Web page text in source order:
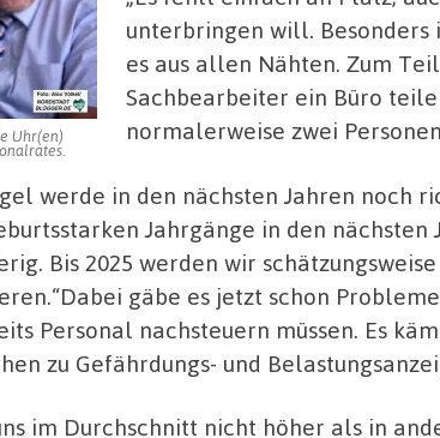
Uhr(en)
unterbringen will. Besonders
es aus allen Nähten. Zum
Sachbearbeiter ein Büro
normalerweise zwei
werde in den nächsten Jahren noch
Jahrgänge in den nächsten
Bis 2025 werden wir
gäbe es jetzt schon
Personal nachsteuern müssen. Es
zu Gefährdungs- und
im Durchschnitt nicht höher als in